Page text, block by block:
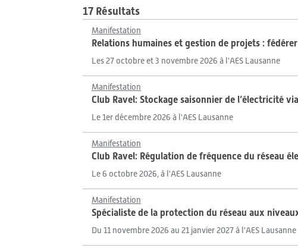
17 Résultats
Manifestation
Relations humaines et gestion de projets :
Les 27 octobre et 3 novembre 2026 à l'AES Lausanne
Manifestation
Club Ravel: Stockage saisonnier de l’électricité
Le 1er décembre 2026 à l'AES Lausanne
Manifestation
Club Ravel: Régulation de fréquence du réseau
Le 6 octobre 2026, à l'AES Lausanne
Manifestation
Spécialiste de la protection du réseau aux
Du 11 novembre 2026 au 21 janvier 2027 à l'AES Lausanne